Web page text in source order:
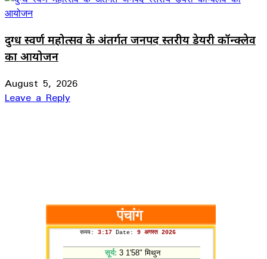
दुग्ध स्वर्ण महोत्सव के अंतर्गत जनपद स्तरीय डेयरी कॉन्क्लेव
का आयोजन
August 5, 2026
Leave a Reply